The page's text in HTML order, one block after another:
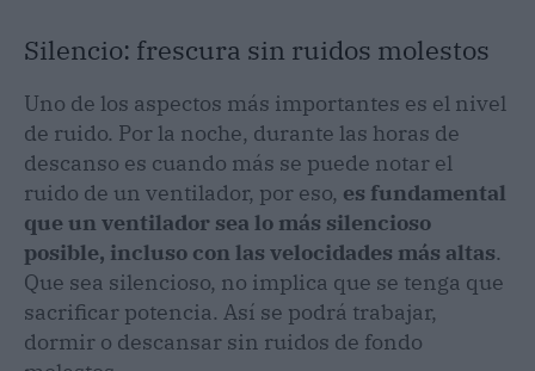
Silencio: frescura sin ruidos molestos
Uno de los aspectos más importantes es el nivel
de ruido. Por la noche, durante las horas de
descanso es cuando más se puede notar el
ruido de un ventilador, por eso, es fundamental
que un ventilador sea lo más silencioso
posible, incluso con las velocidades más altas.
Que sea silencioso, no implica que se tenga que
sacrificar potencia. Así se podrá trabajar,
dormir o descansar sin ruidos de fondo